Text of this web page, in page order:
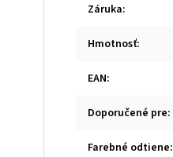
Záruka:
Hmotnosť:
EAN:
Doporučené pre:
Farebné odtiene: